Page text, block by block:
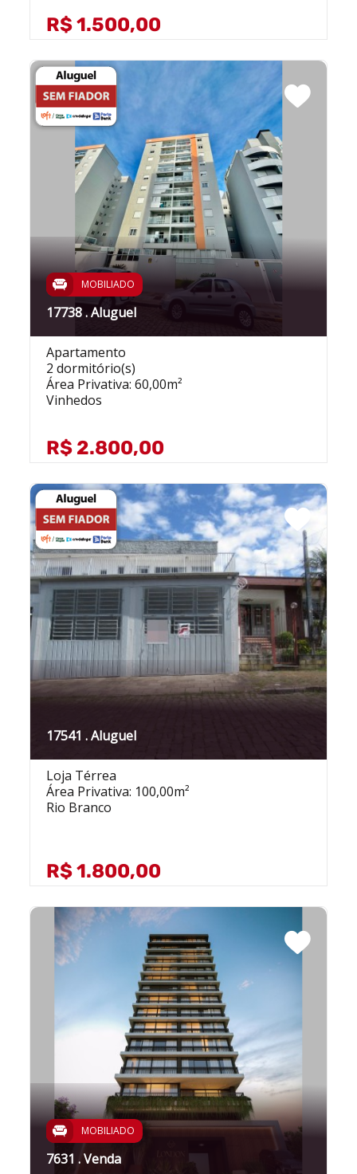
R$ 1.500,00
MOBILIADO
17738 . Aluguel
Apartamento
2 dormitório(s)
Área Privativa: 60,00m²
Vinhedos
R$ 2.800,00
17541 . Aluguel
Loja Térrea
Área Privativa: 100,00m²
Rio Branco
R$ 1.800,00
MOBILIADO
7631 . Venda